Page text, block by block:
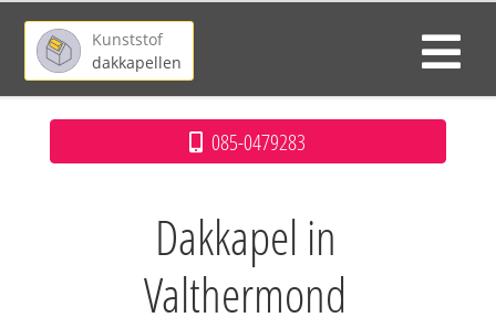
Kunststof
dakkapellen
085-0479283
Dakkapel in
Valthermond